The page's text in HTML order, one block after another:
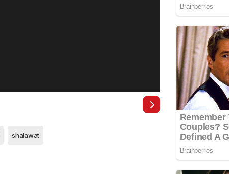
shalawat